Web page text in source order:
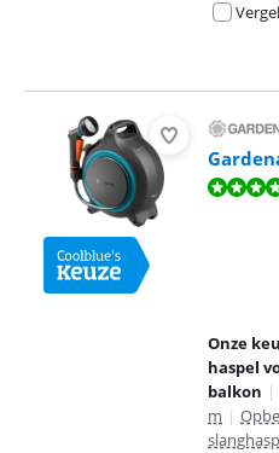
Beoordeling is 9,0 van de 10,
Onze
haspel
balkon |
m |